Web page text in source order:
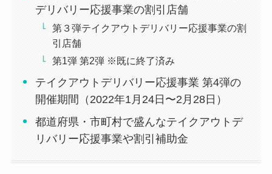
オレ
ンジ
中華料理 新華楼
ンジ
4
イタリアンバル Bambino（バンビ
ーノ）
オレ
5
デリバリー応援事業の割引店舗
第３弾テイクアウトデリバリー応援事業の割
引店舗
第1弾 第2弾 ※既に終了済み
テイクアウトデリバリー応援事業 第4弾の
開催期間（2022年1月24日〜2月28日）
都道府県・市町村で盛んなテイクアウトデ
リバリー応援事業や割引補助金